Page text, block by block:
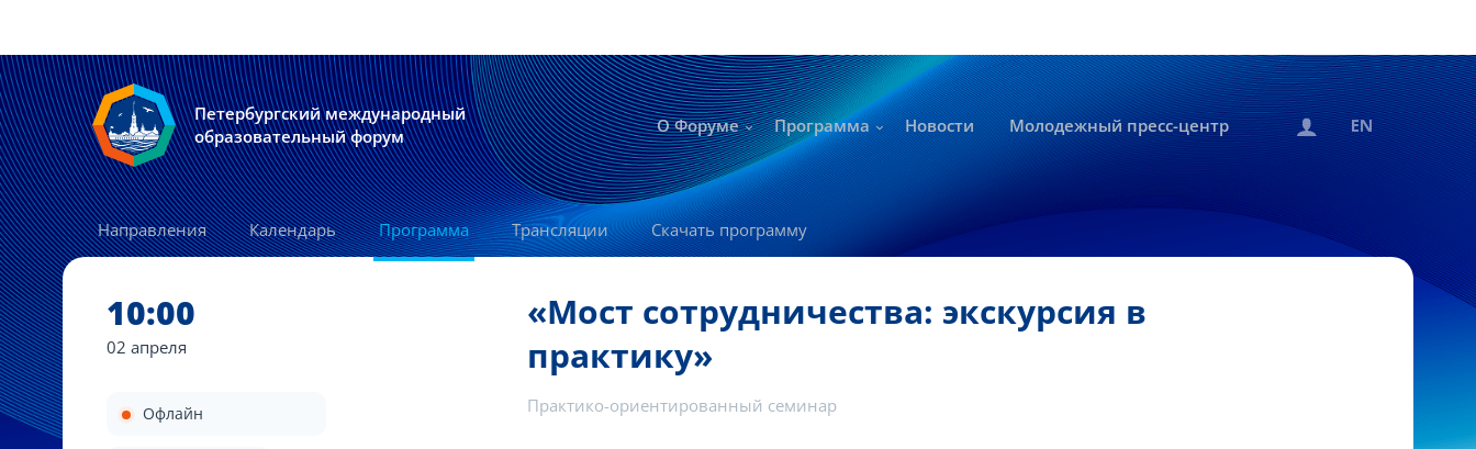
Петербургский международный
образовательный форум
О Форуме Программа Новости Молодежный пресс-центр
Направления Календарь Программа Трансляции Скачать программу
10:00
02 апреля
Офлайн
«Мост сотрудничества: экскурсия в
практику»
Практико-ориентированный семинар